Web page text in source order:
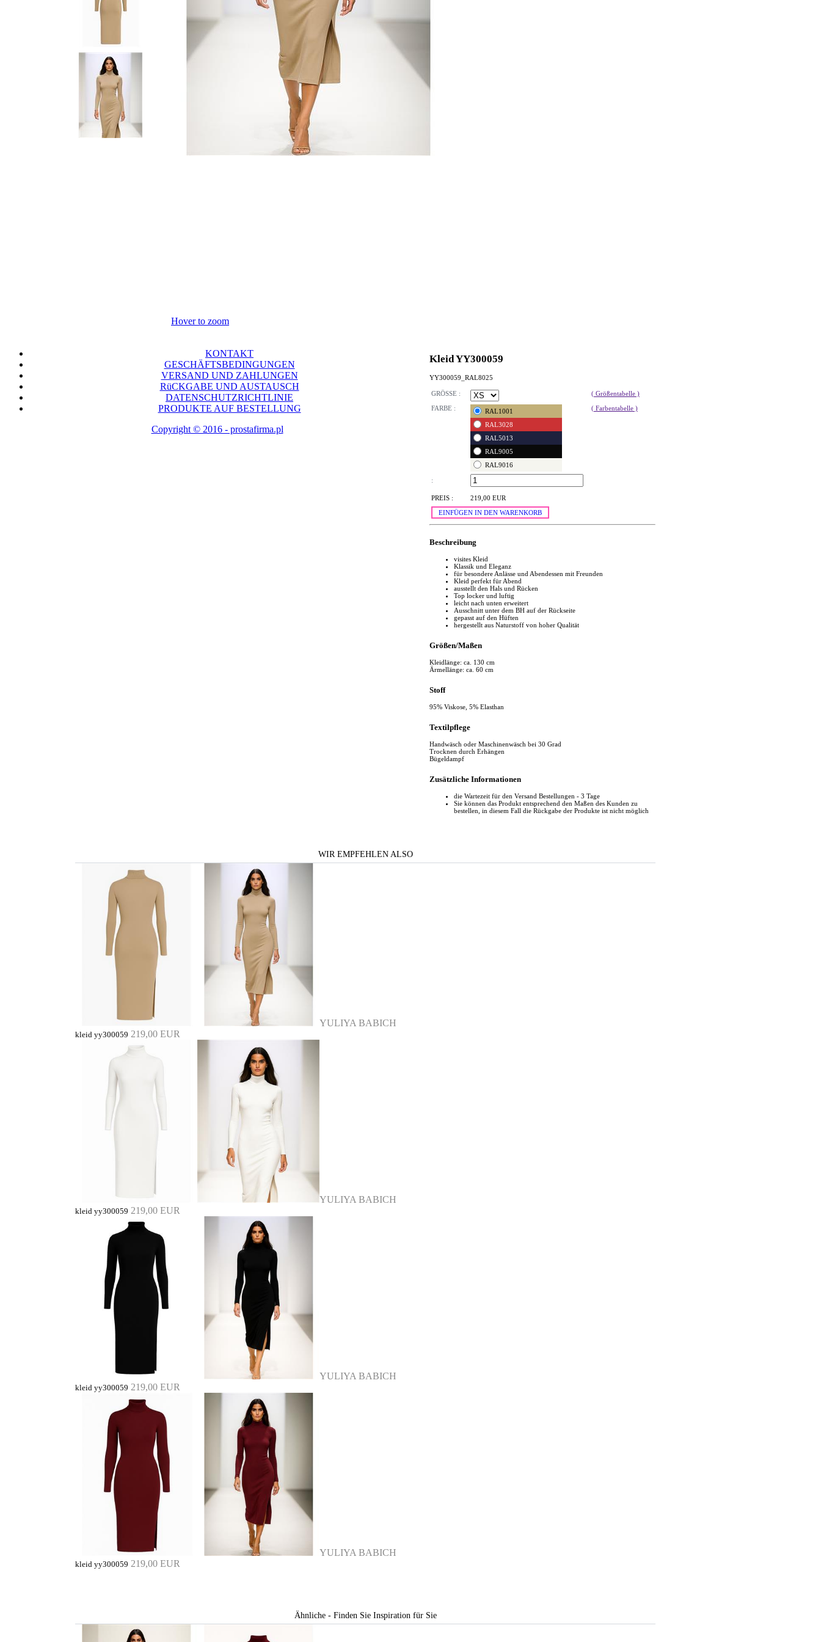
Hover to zoom
Kleid YY300059
YY300059_RAL8025
GRÖSSE :
( Größentabelle )
FARBE :
RAL1001
RAL3028
RAL5013
RAL9005
RAL9016
( Farbentabelle )
:
PREIS :
219,00 EUR
EINFÜGEN IN DEN WARENKORB
Beschreibung
visites Kleid
Klassik und Eleganz
für besondere Anlässe und Abendessen mit Freunden
Kleid perfekt für Abend
ausstellt den Hals und Rücken
Top locker und luftig
leicht nach unten erweitert
Ausschnitt unter dem BH auf der Rückseite
gepasst auf den Hüften
hergestellt aus Naturstoff von hoher Qualität
Größen/Maßen
Kleidlänge: ca. 130 cm
Ärmellänge: ca. 60 cm
Stoff
95% Viskose, 5% Elasthan
Textilpflege
Handwäsch oder Maschinenwäsch bei 30 Grad
Trocknen durch Erhängen
Bügeldampf
Zusätzliche Informationen
die Wartezeit für den Versand Bestellungen - 3 Tage
Sie können das Produkt entsprechend den Maßen des Kunden zu
bestellen, in diesem Fall die Rückgabe der Produkte ist nicht möglich
WIR EMPFEHLEN ALSO
YULIYA BABICH
kleid yy300059 219,00 EUR
YULIYA BABICH
kleid yy300059 219,00 EUR
YULIYA BABICH
kleid yy300059 219,00 EUR
YULIYA BABICH
kleid yy300059 219,00 EUR
Ähnliche - Finden Sie Inspiration für Sie
KONTAKT
GESCHÄFTSBEDINGUNGEN
VERSAND UND ZAHLUNGEN
RüCKGABE UND AUSTAUSCH
DATENSCHUTZRICHTLINIE
PRODUKTE AUF BESTELLUNG
Copyright © 2016 - prostafirma.pl